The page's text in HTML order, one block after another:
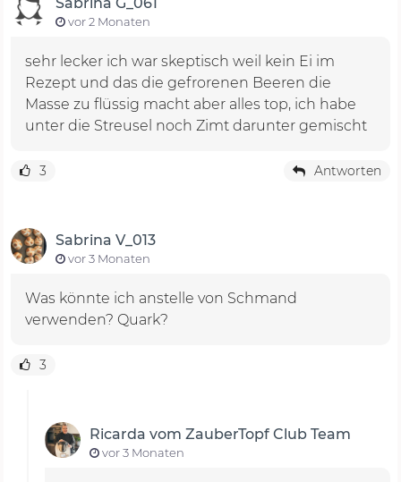
vor 2 Monaten
sehr lecker ich war skeptisch weil kein Ei im
Rezept und das die gefrorenen Beeren die
Masse zu flüssig macht aber alles top, ich habe
unter die Streusel noch Zimt darunter gemischt
3 Antworten
Sabrina V_013
vor 3 Monaten
Was könnte ich anstelle von Schmand
verwenden? Quark?
3
Ricarda vom ZauberTopf Club Team
vor 3 Monaten